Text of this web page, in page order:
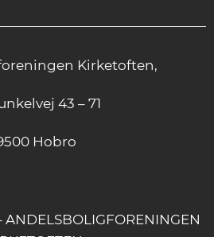
Kirketoften,
43 – 71
Hobro